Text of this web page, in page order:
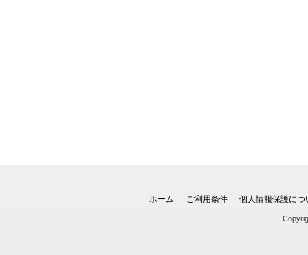
ホーム ご利用条件 個人情報保護につ